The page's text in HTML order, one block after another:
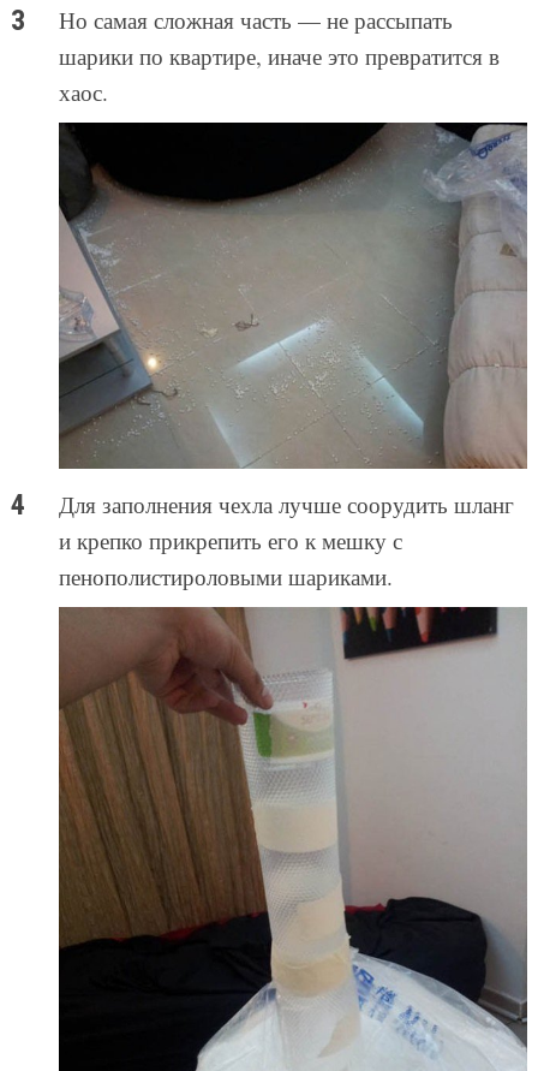
Но самая сложная часть — не рассыпать
шарики по квартире, иначе это превратится в
хаос.
Для заполнения чехла лучше соорудить шланг
и крепко прикрепить его к мешку с
пенополистироловыми шариками.